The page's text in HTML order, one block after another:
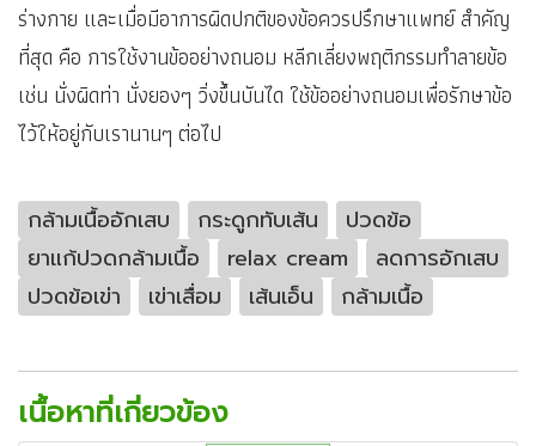
ร่างกาย และเมื่อมีอาการผิดปกติของข้อควรปรึกษาแพทย์ สำคัญ
ที่สุด คือ การใช้งานข้ออย่างถนอม หลีกเลี่ยงพฤติกรรมทำลายข้อ
เช่น นั่งผิดท่า นั่งยองๆ วิ่งขึ้นบันได ใช้ข้ออย่างถนอมเพื่อรักษาข้อ
ไว้ให้อยู่กับเรานานๆ ต่อไป
กล้ามเนื้ออักเสบ กระดูกทับเส้น
ปวดข้อ
ยาแก้ปวดกล้ามเนื้อ
relax cream
ลดการอักเสบ
ปวดข้อเข่า
เข่าเสื่อม เส้นเอ็น กล้ามเนื้อ
เนื้อหาที่เกี่ยวข้อง